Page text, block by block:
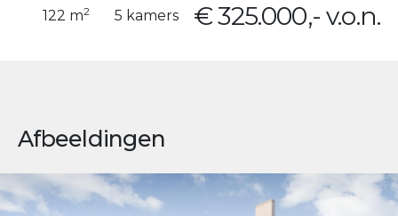
122 m2 5 kamers € 325.000,- v.o.n.
Afbeeldingen